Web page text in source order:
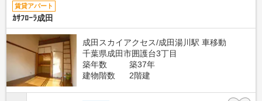
賃貸アパート
ｶｻﾌﾛｰﾗ成田
成田スカイアクセス/成田湯川駅 車移動
千葉県成田市囲護台3丁目
築年数
築37年
建物階数
2階建